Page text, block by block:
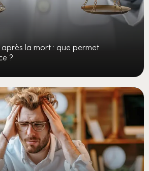
la mort : que permet
?